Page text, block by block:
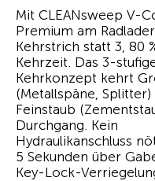
Mit CLEANsweep V-
Premium am
Kehrstrich statt 3, 80
Kehrzeit. Das 3-
Kehrkonzept kehrt
(Metallspäne, Splitter)
Feinstaub
Durchgang. Kein
Hydraulikanschluss
5 Sekunden über
Key-Lock-